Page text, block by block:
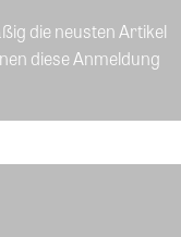
die neusten Artikel
diese Anmeldung